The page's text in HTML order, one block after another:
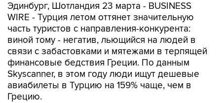
Эдинбург, Шотландия 23 марта - BUSINESS
WIRE - Турция летом оттянет значительную
часть туристов с направления-конкурента:
виной тому - негатив, льющийся на людей в
связи с забастовками и мятежами в терпящей
финансовые бедствия Греции. По данным
Skyscanner, в этом году люди ищут дешевые
авиабилеты в Турцию на 159% чаще, чем в
Грецию.